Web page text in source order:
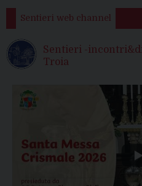
Sentieri web channel
Sentieri -
Troia